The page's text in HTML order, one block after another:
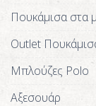
Πουκάμισα στα
Outlet
Μπλούζες Polo
Αξεσουάρ